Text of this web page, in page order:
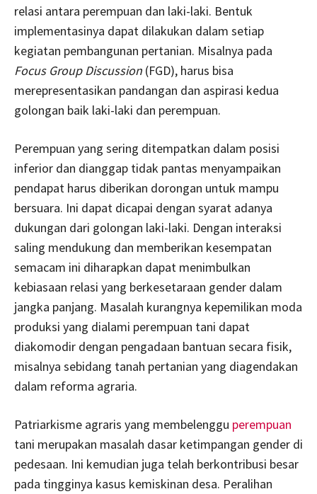
relasi antara perempuan dan laki-laki. Bentuk
implementasinya dapat dilakukan dalam setiap
kegiatan pembangunan pertanian. Misalnya pada
Focus Group Discussion (FGD), harus bisa
merepresentasikan pandangan dan aspirasi kedua
golongan baik laki-laki dan perempuan.
Perempuan yang sering ditempatkan dalam posisi
inferior dan dianggap tidak pantas menyampaikan
pendapat harus diberikan dorongan untuk mampu
bersuara. Ini dapat dicapai dengan syarat adanya
dukungan dari golongan laki-laki. Dengan interaksi
saling mendukung dan memberikan kesempatan
semacam ini diharapkan dapat menimbulkan
kebiasaan relasi yang berkesetaraan gender dalam
jangka panjang. Masalah kurangnya kepemilikan moda
produksi yang dialami perempuan tani dapat
diakomodir dengan pengadaan bantuan secara fisik,
misalnya sebidang tanah pertanian yang diagendakan
dalam reforma agraria.
Patriarkisme agraris yang membelenggu perempuan
tani merupakan masalah dasar ketimpangan gender di
pedesaan. Ini kemudian juga telah berkontribusi besar
pada tingginya kasus kemiskinan desa. Peralihan